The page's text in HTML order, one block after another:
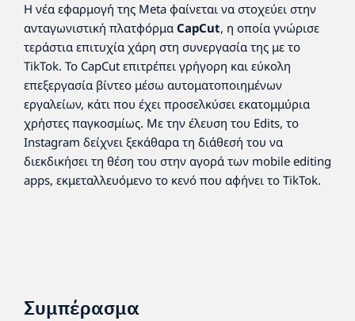
Η νέα εφαρμογή της Meta φαίνεται να στοχεύει στην
ανταγωνιστική πλατφόρμα CapCut, η οποία γνώρισε
τεράστια επιτυχία χάρη στη συνεργασία της με το
TikTok. Το CapCut επιτρέπει γρήγορη και εύκολη
επεξεργασία βίντεο μέσω αυτοματοποιημένων
εργαλείων, κάτι που έχει προσελκύσει εκατομμύρια
χρήστες παγκοσμίως. Με την έλευση του Edits, το
Instagram δείχνει ξεκάθαρα τη διάθεσή του να
διεκδικήσει τη θέση του στην αγορά των mobile editing
apps, εκμεταλλευόμενο το κενό που αφήνει το TikTok.
Συμπέρασμα